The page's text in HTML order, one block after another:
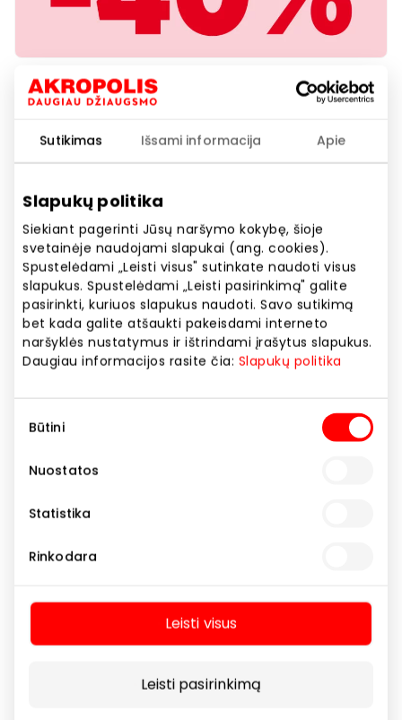
Sutikimas Išsami informacija Apie
Slapukų politika
Siekiant pagerinti Jūsų naršymo kokybę, šioje
svetainėje naudojami slapukai (ang. cookies).
Spustelėdami „Leisti visus" sutinkate naudoti visus
slapukus. Spustelėdami „Leisti pasirinkimą" galite
pasirinkti, kuriuos slapukus naudoti. Savo sutikimą
bet kada galite atšaukti pakeisdami interneto
naršyklės nustatymus ir ištrindami įrašytus slapukus.
Daugiau informacijos rasite čia: Slapukų politika
pasirinkimas
Būtini
Nuostatos
Statistika
Rinkodara
Leisti visus
Leisti pasirinkimą
EUROVAISTINĖ. Maisto papildams
nervų sistemai ir virškinimui iki
-40% nuolaida!
Akcijos trukmė
Nuo 2026.06.01iki2026.06.30
Rodyti lokaciją žemėlapyje
Pasiūlymas galioja 2026 06 01 – 2026 06 30
lojaliems EUROVAISTINĖS klientams, pateikus
EUROVAISTINĖS kortelę, perkant fizinėse
nariams internete. Nuolaidos taikomos tik
patvirtintam prekių sąrašui, kurio galite teirautis
vaistinėse. Nuolaidos netaikomos produktų
rinkiniams ir prekėms, kurioms taikomos kitos
akcijos, nuolaidos ir pasiūlymai. Nuolaidos
kainos, kuri gali skirtis perkant fizinėse
EUROVAISTINĖS vaistinėse ir internete. Pasiūlymo
ribotas. Neradę prekių vienoje EUROVAISTINĖJE,
ieškokite kitoje. Maisto papildas neturėtų būti